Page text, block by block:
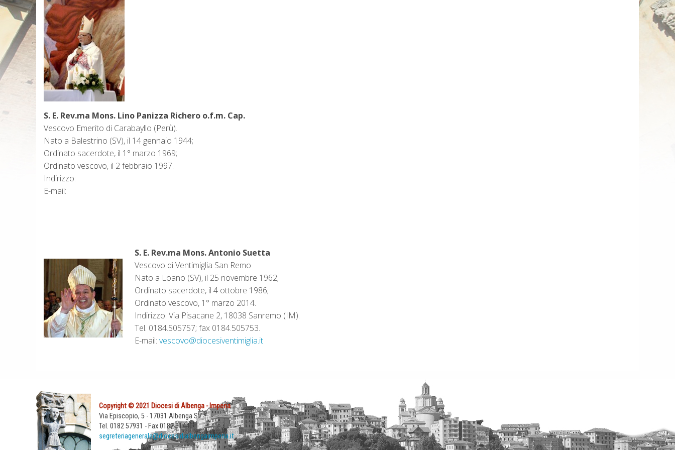
S. E. Rev.ma Mons. Lino Panizza Richero o.f.m. Cap.
Vescovo Emerito di Carabayllo (Perù).
Nato a Balestrino (SV), il 14 gennaio 1944;
Ordinato sacerdote, il 1° marzo 1969;
Ordinato vescovo, il 2 febbraio 1997.
Indirizzo:
E-mail:
S. E. Rev.ma Mons. Antonio Suetta
Vescovo di Ventimiglia San Remo
Nato a Loano (SV), il 25 novembre 1962;
Ordinato sacerdote, il 4 ottobre 1986;
Ordinato vescovo, 1° marzo 2014.
Indirizzo: Via Pisacane 2, 18038 Sanremo (IM).
Tel. 0184.505757; fax 0184.505753.
E-mail: vescovo@diocesiventimiglia.it
Copyright © 2021 Diocesi di Albenga - Imperia
Via Episcopio, 5 - 17031 Albenga SV
Tel. 0182 57931 - Fax 0182 51440
segreteriagenerale@diocesidialbengaimperia.it